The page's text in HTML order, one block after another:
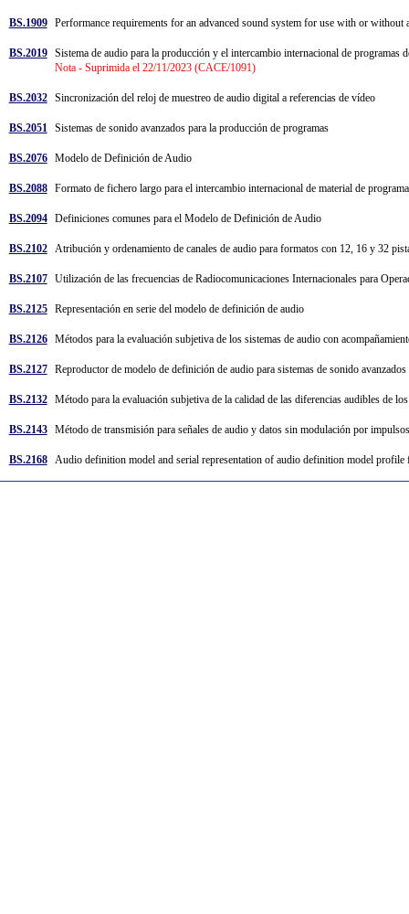
BS.1909 Performance requirements for an advanced sound system for use with or
BS.2019 Sistema de audio para la producción y el intercambio internacional de
Nota - Suprimida el 22/11/2023 (CACE/1091)
BS.2032 Sincronización del reloj de muestreo de audio digital a referencias de vídeo
BS.2051 Sistemas de sonido avanzados para la producción de programas
BS.2076 Modelo de Definición de Audio
BS.2088 Formato de fichero largo para el intercambio internacional de material de
BS.2094 Definiciones comunes para el Modelo de Definición de Audio
BS.2102 Atribución y ordenamiento de canales de audio para formatos con 12, 16 y 32
BS.2107 Utilización de las frecuencias de Radiocomunicaciones Internacionales para
BS.2125 Representación en serie del modelo de definición de audio
BS.2126 Métodos para la evaluación subjetiva de los sistemas de audio con
BS.2127 Reproductor de modelo de definición de audio para sistemas de sonido
BS.2132 Método para la evaluación subjetiva de la calidad de las diferencias audibles de
BS.2143 Método de transmisión para señales de audio y datos sin modulación por
BS.2168 Audio definition model and serial representation of audio definition model